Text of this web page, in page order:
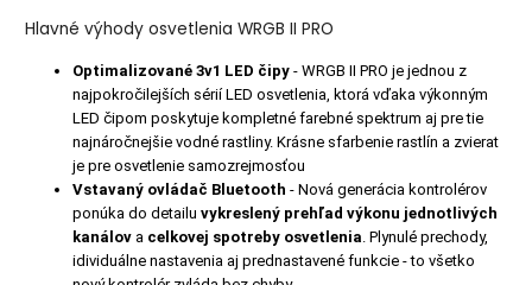
Hlavné výhody osvetlenia WRGB II PRO
Optimalizované 3v1 LED čipy- WRGB II PRO je jednou z
najpokročilejších sérií LED osvetlenia, ktorá vďaka výkonným
LED čipom poskytuje kompletné farebné spektrum aj pre tie
najnáročnejšie vodné rastliny. Krásne sfarbenie rastlín a zvierat
je pre osvetlenie samozrejmosťou
Vstavaný ovládač Bluetooth - Nová generácia kontrolérov
ponúka do detailuvykreslený prehľad výkonu jednotlivých
kanálov a celkovej spotreby osvetlenia . Plynulé prechody,
idividuálne nastavenia aj prednastavené funkcie - to všetko